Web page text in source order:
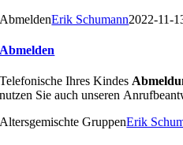
AbmeldenErik Schumann2022-11-
Abmelden
Telefonische Ihres Kindes
nutzen Sie auch unseren Anru
Altersgemischte GruppenErik